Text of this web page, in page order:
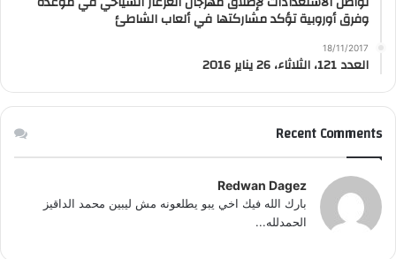
وفرق أوروبية تؤكد مشاركتها في ألعاب الشاطئ
18/11/2017
العدد 121، الثلاثاء، 26 يناير 2016
Recent Comments
Redwan Dagez
بارك الله فيك اخي يبو يطلعونه مش ليبين محمد الداقيز
الحمدلله...